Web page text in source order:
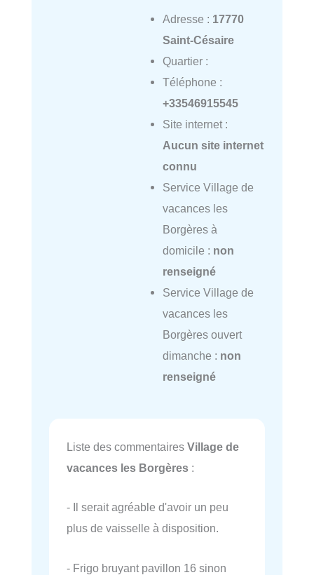
Adresse : 17770
Saint-Césaire
Quartier :
Téléphone :
+33546915545
Site internet :
Aucun site internet
connu
Service Village de
vacances les
Borgères à
domicile : non
renseigné
Service Village de
vacances les
Borgères ouvert
dimanche : non
renseigné
Liste des commentaires Village de
vacances les Borgères :
- Il serait agréable d'avoir un peu
plus de vaisselle à disposition.
- Frigo bruyant pavillon 16 sinon